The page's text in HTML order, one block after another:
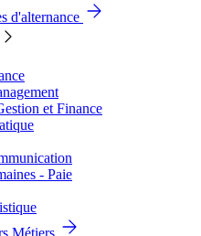
d'alternance
et Finance
- Paie
Métiers